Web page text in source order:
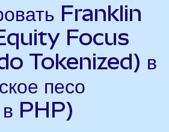
Franklin
Focus
Tokenized) в
песо
PHP)